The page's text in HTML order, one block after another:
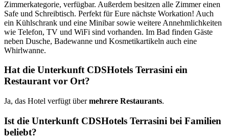
Zimmerkategorie, verfügbar. Außerdem besitzen alle Zimmer einen
Safe und Schreibtisch. Perfekt für Eure nächste Workation! Auch
ein Kühlschrank und eine Minibar sowie weitere Annehmlichkeiten
wie Telefon, TV und WiFi sind vorhanden. Im Bad finden Gäste
neben Dusche, Badewanne und Kosmetikartikeln auch eine
Whirlwanne.
Hat die Unterkunft CDSHotels Terrasini ein
Restaurant vor Ort?
Ja, das Hotel verfügt übermehrere Restaurants.
Ist die Unterkunft CDSHotels Terrasini bei Familien
beliebt?